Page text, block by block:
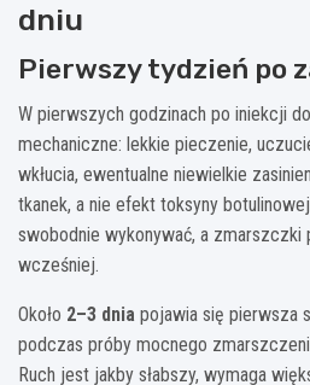
dniu
Pierwszy tydzień po
W pierwszych godzinach po iniekcji
mechaniczne: lekkie pieczenie,
wkłucia, ewentualne niewielkie
tkanek, a nie efekt toksyny
swobodnie wykonywać, a zmarszczki
wcześniej.
Około 2–3 dnia pojawia się pierwsza
podczas próby mocnego
Ruch jest jakby słabszy, wymaga